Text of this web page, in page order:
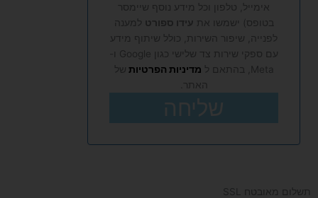
אימייל, טלפון וכל מידע נוסף שיימסר
בטופס) ישמשו את עידו ספורט למענה
לפנייה, שיפור השירות, כולל שיתוף מידע
Meta, בהתאם ל
מדיניות הפרטיות של
האתר.
שליחה
תשלום מאובטח SSL